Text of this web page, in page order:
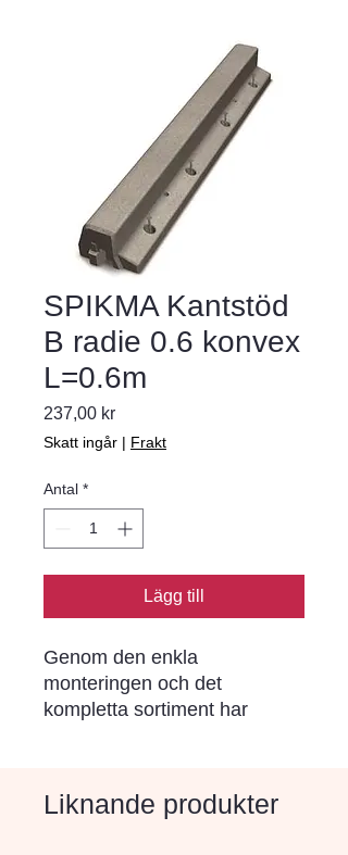
SPIKMA Kantstöd
B radie 0.6 konvex
L=0.6m
237,00 krPris
Skatt ingår | Frakt
Antal *
Lägg till
Genom den enkla
monteringen och det
kompletta sortiment har
rostskyddade stålspikar (ej i
Liknande produkter